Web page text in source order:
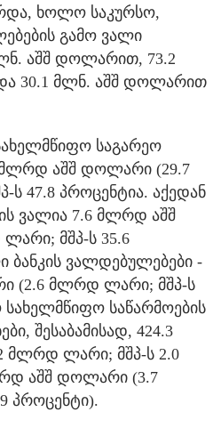
ხოლო საკურსო,
გამო ვალი
აშშ დოლარით, 73.2
30.1 მლნ. აშშ დოლარით
საგარეო
მლრდ აშშ დოლარი (29.7
47.8 პროცენტია. აქედან
ვალია 7.6 მლრდ აშშ
მშპ-ს 35.6
ბანკის ვალდებულებები -
(2.6 მლრდ ლარი; მშპ-ს
საწარმოების
შესაბამისად, 424.3
მლრდ ლარი; მშპ-ს 2.0
აშშ დოლარი (3.7
პროცენტი).